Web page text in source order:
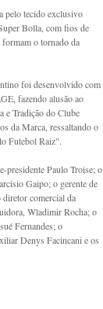
pelo tecido exclusivo
Bolla, com fios de
o tornado da
foi desenvolvido com
fazendo alusão ao
e Tradição do Clube
da Marca, ressaltando o
Futebol Raiz".
presidente Paulo Troise; o
Gaipo; o gerente de
comercial da
Wladimir Rocha; o
Fernandes; o
Denys Facincani e os